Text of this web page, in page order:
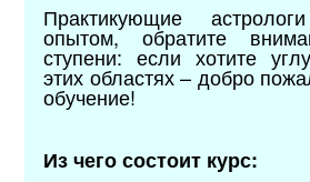
Практикующие
опытом, обратите
ступени: если хотите
этих областях – добро
обучение!
Из чего состоит курс: